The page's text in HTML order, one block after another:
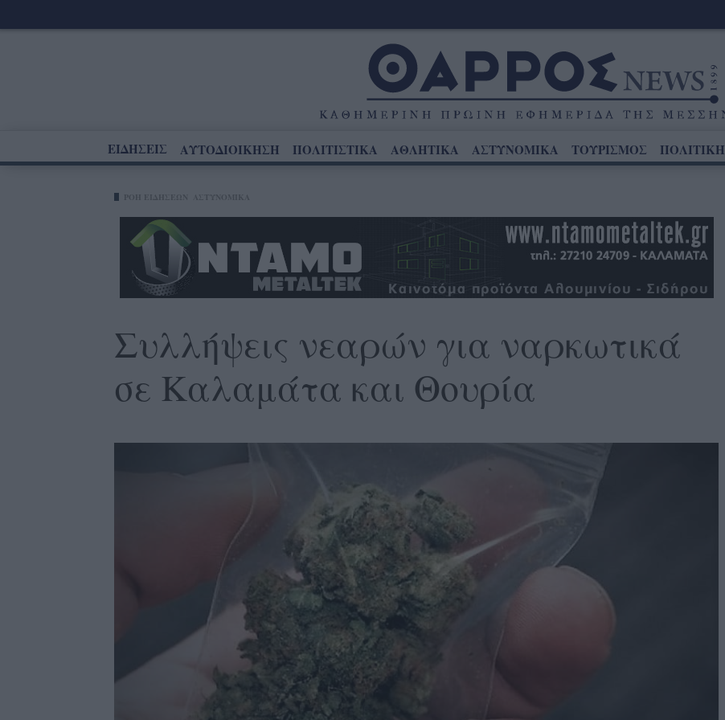
ΕΙΔΗΣΕΙΣ ΑΥΤΟΔΙΟΙΚΗΣΗ ΠΟΛΙΤΙΣΤΙΚΑ ΑΘΛΗΤΙΚΑ ΑΣΤΥΝΟΜΙΚΑ ΤΟΥΡΙΣΜΟΣ ΠΟΛΙΤΙΚΗ
Συλλήψεις νεαρών για ναρκωτικά
σε Καλαμάτα και Θουρία